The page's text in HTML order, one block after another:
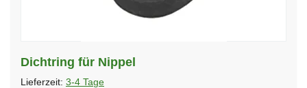
Dichtring für Nippel
Lieferzeit: 3-4 Tage